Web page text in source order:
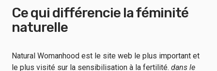
Ce qui différencie la féminité
naturelle
Natural Womanhood est le site web le plus important et
le plus visité sur la sensibilisation à la fertilité. dans le